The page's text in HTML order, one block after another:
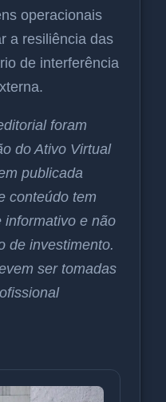
operacionais
a resiliência das
de interferência
foram
do Ativo Virtual
publicada
conteúdo tem
informativo e não
de investimento.
ser tomadas